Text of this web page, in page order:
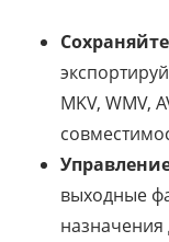
MKV, WMV,
выходные
назначения